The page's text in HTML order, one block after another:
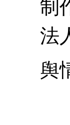
制
法
舆